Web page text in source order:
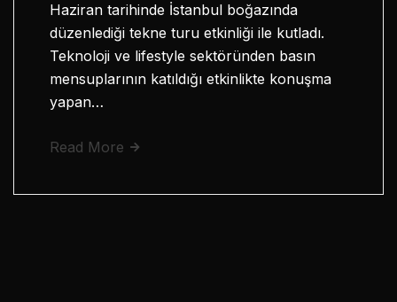
Haziran tarihinde İstanbul boğazında
düzenlediği tekne turu etkinliği ile kutladı.
Teknoloji ve lifestyle sektöründen basın
mensuplarının katıldığı etkinlikte konuşma
yapan…
Read More